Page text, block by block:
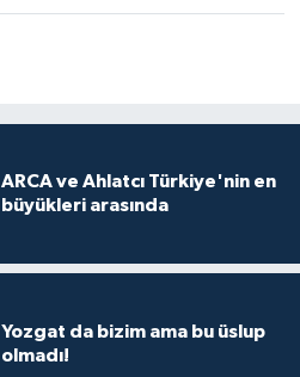
ARCA ve Ahlatcı Türkiye'nin en
büyükleri arasında
Yozgat da bizim ama bu üslup
olmadı!